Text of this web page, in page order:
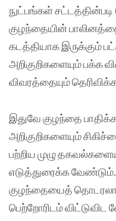
நுட்பங்கள் சட்டத்தின்படி
குழந்தையின்
கடத்தியாக இருக்கும்
அறிகுறிகளையும் பக்க
விவரத்தையும்
இதுவே குழந்தை
அறிகுறிகளையும்
பற்றிய முழு
எடுத்துரைக்க வேண்டும்.
குழந்தையைத்
பெற்றோரிடம் விட்டுவிட